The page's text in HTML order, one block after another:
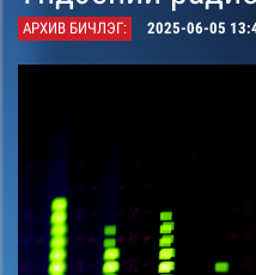
АРХИВ БИЧЛЭГ: 2025-06-05